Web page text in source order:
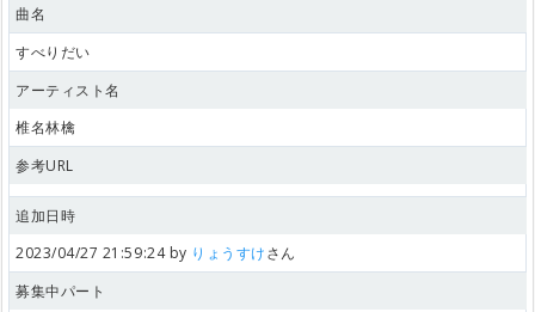
曲名
すべりだい
アーティスト名
椎名林檎
参考URL
追加日時
2023/04/27 21:59:24 by りょうすけさん
募集中パート